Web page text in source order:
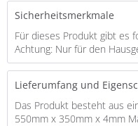
Sicherheitsmerkmale
Für dieses Produkt gibt es
Achtung: Nur für den
Lieferumfang und
Das Produkt besteht aus
550mm x 350mm x 4mm